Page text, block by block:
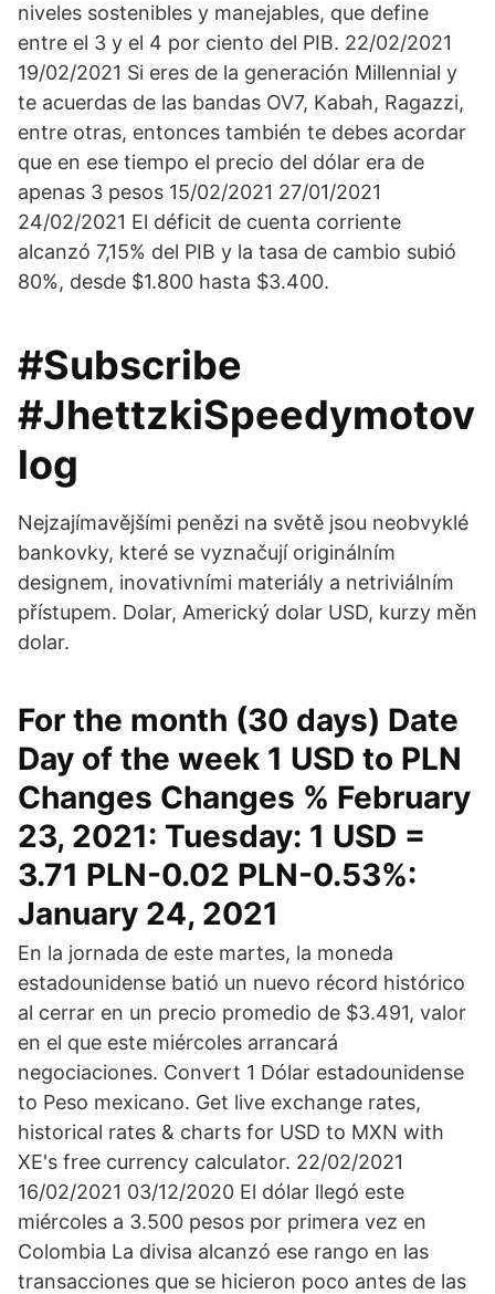
niveles sostenibles y manejables, que define
entre el 3 y el 4 por ciento del PIB. 22/02/2021
19/02/2021 Si eres de la generación Millennial y
te acuerdas de las bandas OV7, Kabah, Ragazzi,
entre otras, entonces también te debes acordar
que en ese tiempo el precio del dólar era de
apenas 3 pesos 15/02/2021 27/01/2021
24/02/2021 El déficit de cuenta corriente
alcanzó 7,15% del PIB y la tasa de cambio subió
80%, desde $1.800 hasta $3.400.
#Subscribe
#JhettzkiSpeedymotov
log
Nejzajímavějšími penězi na světě jsou neobvyklé
bankovky, které se vyznačují originálním
designem, inovativními materiály a netriviálním
přístupem. Dolar, Americký dolar USD, kurzy měn
dolar.
For the month (30 days) Date
Day of the week 1 USD to PLN
Changes Changes % February
23, 2021: Tuesday: 1 USD =
3.71 PLN-0.02 PLN-0.53%:
January 24, 2021
En la jornada de este martes, la moneda
estadounidense batió un nuevo récord histórico
al cerrar en un precio promedio de $3.491, valor
en el que este miércoles arrancará
negociaciones. Convert 1 Dólar estadounidense
to Peso mexicano. Get live exchange rates,
historical rates & charts for USD to MXN with
XE's free currency calculator. 22/02/2021
16/02/2021 03/12/2020 El dólar llegó este
miércoles a 3.500 pesos por primera vez en
Colombia La divisa alcanzó ese rango en las
transacciones que se hicieron poco antes de las